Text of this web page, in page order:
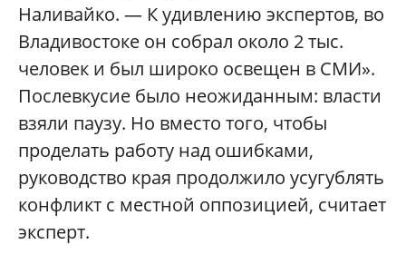
Наливайко. — К удивлению экспертов, во
Владивостоке он собрал около 2 тыс.
человек и был широко освещен в СМИ».
Послевкусие было неожиданным: власти
взяли паузу. Но вместо того, чтобы
проделать работу над ошибками,
руководство края продолжило усугублять
конфликт с местной оппозицией, считает
эксперт.